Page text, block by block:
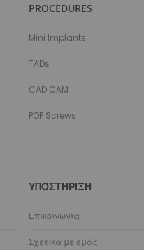
Pro-
Συγκόλληση -
Αποστείρωση
Aligners
Πλάκες
PROCEDURES
Mini Implants
TADs
CAD CAM
POP Screws
ΥΠΟΣΤΉΡΙΞΗ
Επικοινωνία
Σχετικά με εμάς